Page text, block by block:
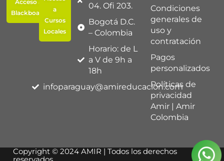
Acceso a
Blackboard
a
Cursos
Locales
04. Ofi 203.
Bogotá D.C.
– Colombia
Horario: de L
a V de 9h a
18h
infoparaguay@amireducacion.com
Condiciones
generales de
uso y
contratación
Pagos
personalizados
Políticas de
privacidad
Amir | Amir
Colombia
Copyright © 2024 AMIR | Todos los derechos